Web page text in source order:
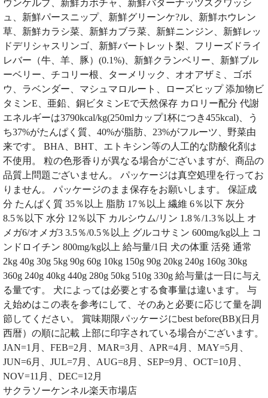
ウンケルプ、新鮮カボチャ、新鮮バターナッツスクワッシ
ュ、新鮮パースニップ、新鮮グリーンケ?ル、新鮮ホウレン
草、新鮮カラシ菜、新鮮カブラ菜、新鮮ニンジン、新鮮レッ
ドデリシャスリンゴ、新鮮バートレット梨、フリーズドライ
レバー（牛、羊、豚）(0.1%)、新鮮クランベリー、新鮮ブル
ーベリー、チコリー根、ターメリック、オオアザミ、ゴボ
ウ、ラベンダー、マシュマロルート、ローズヒップ 添加物ビ
タミンE、亜鉛、銅ビタミンEで天然保存 カロリー配分 代謝
エネルギーは3790kcal/kg(250mlカップ1杯につき455kcal)、う
ち37%がたんぱく質、40%が脂肪、23%がフルーツ、野菜由
来です。 BHA、BHT、エトキシン等の人工的な防酸化剤は
不使用。 粒の色形香りが異なる場合がございますが、商品の
品質上問題ございません。 パッケージは真空処理を行ってお
りません。 パッケージのまま保存をお願いします。 保証成
分 たんぱく質 35％以上 脂肪 17％以上 繊維 6％以下 灰分
8.5％以下 水分 12％以下 カルシウム/リン 1.8％/1.3％以上 オ
メガ6/オメガ3 3.5％/0.5％以上 グルコサミン 600mg/kg以上 コ
ンドロイチン 800mg/kg以上 給与量/1日 犬の体重 活発 通常
2kg 40g 30g 5kg 90g 60g 10kg 150g 90g 20kg 240g 160g 30kg
360g 240g 40kg 440g 280g 50kg 510g 330g 給与量は一日に与え
る量です。 犬によっては必要とする食事量は違います。 与
え始めはこの表を参考にして、そのあと必要に応じて量を調
節してください。 賞味期限パッケージにbest before(BB)(日月
西暦）の順に記載 上部に印字されている場合がございます。
JAN=1月、FEB=2月、MAR=3月、APR=4月、MAY=5月、
JUN=6月、JUL=7月、AUG=8月、SEP=9月、OCT=10月、
NOV=11月、DEC=12月
サクラソーケンネル楽天市場店